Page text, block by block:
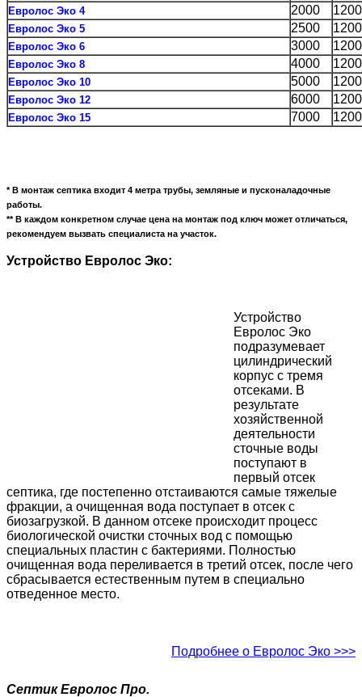
Евролос Эко 4 2000 1200
Евролос Эко 5 2500 1200
Евролос Эко 6 3000 1200
Евролос Эко 8 4000 1200
Евролос Эко 10 5000 1200
Евролос Эко 12 6000 1200
Евролос Эко 15 7000 1200
* В монтаж септика входит 4 метра трубы, земляные и пусконаладочные
работы.
** В каждом конкретном случае цена на монтаж под ключ может отличаться,
рекомендуем вызвать специалиста на участок.
Устройство Евролос Эко:
Устройство
Евролос Эко
подразумевает
цилиндрический
корпус с тремя
отсеками. В
результате
хозяйственной
деятельности
сточные воды
поступают в
первый отсек
септика, где постепенно отстаиваются самые тяжелые
фракции, а очищенная вода поступает в отсек с
биозагрузкой. В данном отсеке происходит процесс
биологической очистки сточных вод с помощью
специальных пластин с бактериями. Полностью
очищенная вода переливается в третий отсек, после чего
сбрасывается естественным путем в специально
отведенное место.
Подробнее о Евролос Эко >>>
Септик Евролос Про.